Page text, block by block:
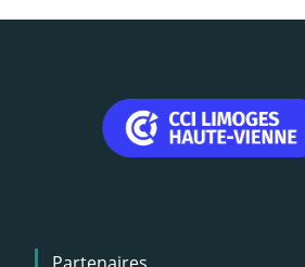
Menu